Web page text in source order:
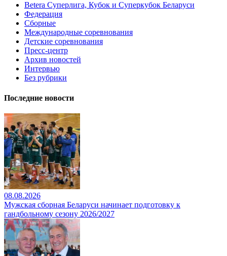
Betera Суперлига, Кубок и Суперкубок Беларуси
Федерация
Сборные
Международные соревнования
Детские соревнования
Пресс-центр
Архив новостей
Интервью
Без рубрики
Последние новости
08.08.2026
Мужская сборная Беларуси начинает подготовку к
гандбольному сезону 2026/2027